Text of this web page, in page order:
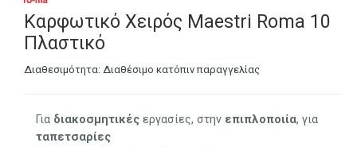
Καρφωτικό Χειρός Maestri Roma 10
Πλαστικό
Διαθεσιμότητα:Διαθέσιμο κατόπιν παραγγελίας
Για διακοσμητικές εργασίες, στην επιπλοποιία, για
ταπετσαρίες